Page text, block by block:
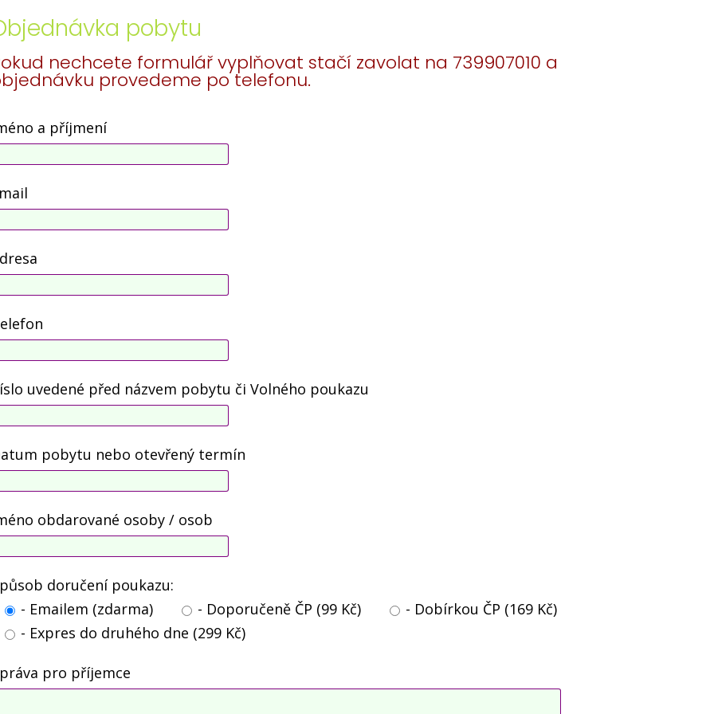
pobytu
nechcete formulář vyplňovat stačí zavolat na 739907010 a
provedeme po telefonu.
a příjmení
uvedené před názvem pobytu či Volného poukazu
pobytu nebo otevřený termín
obdarované osoby / osob
doručení poukazu:
- Emailem (zdarma)
- Doporučeně ČP (99 Kč)
- Dobírkou ČP (169 Kč)
- Expres do druhého dne (299 Kč)
pro příjemce